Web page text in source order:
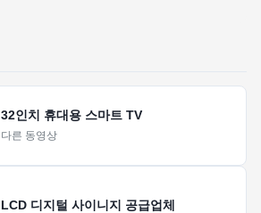
32인치 휴대용 스마트 TV
다른 동영상
LCD 디지털 사이니지 공급업체